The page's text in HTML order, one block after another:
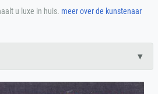
u luxe in huis. meer over de kunstenaar